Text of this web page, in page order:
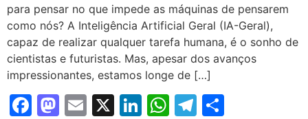
para pensar no que impede as máquinas de pensarem
como nós? A Inteligência Artificial Geral (IA-Geral),
capaz de realizar qualquer tarefa humana, é o sonho de
cientistas e futuristas. Mas, apesar dos avanços
impressionantes, estamos longe de […]
Facebook
Mastodon
Email
X LinkedIn
WhatsApp
Telegram